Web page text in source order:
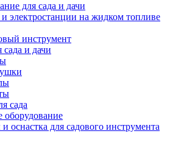
для сада и дачи
электростанции на жидком топливе
инструмент
сада и дачи
сада
оборудование
оснастка для садового инструмента